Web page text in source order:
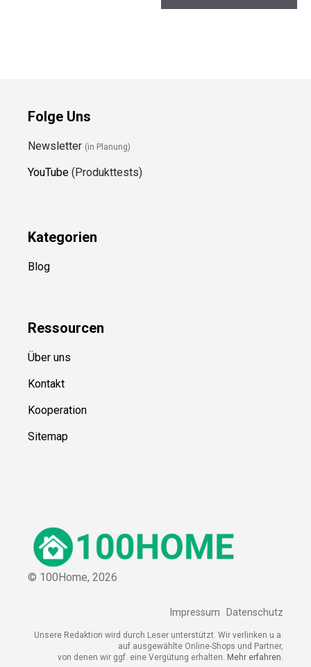
Folge Uns
Newsletter (in Planung)
YouTube (Produkttests)
Kategorien
Blog
Ressourcen
Über uns
Kontakt
Kooperation
Sitemap
© 100Home, 2026
Impressum Datenschutz
Unsere Redaktion wird durch Leser unterstützt. Wir verlinken u.a.
auf ausgewählte Online-Shops und Partner,
von denen wir ggf. eine Vergütung erhalten. Mehr erfahren.